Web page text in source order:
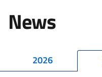
News
2026